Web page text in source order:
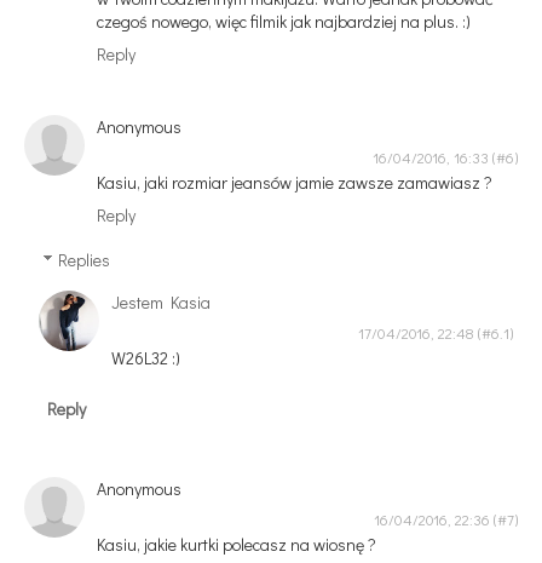
czegoś nowego, więc filmik jak najbardziej na plus. :)
Reply
Anonymous
16/04/2016, 16:33
Kasiu, jaki rozmiar jeansów jamie zawsze zamawiasz ?
Reply
Replies
Jestem Kasia
17/04/2016, 22:48
W26L32 :)
Reply
Anonymous
16/04/2016, 22:36
Kasiu, jakie kurtki polecasz na wiosnę ?